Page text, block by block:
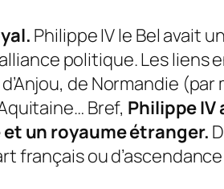
Philippe IV le Bel avait
politique. Les liens
de Normandie (par
Bref, Philippe IV
un royaume étranger.
français ou d’ascendance